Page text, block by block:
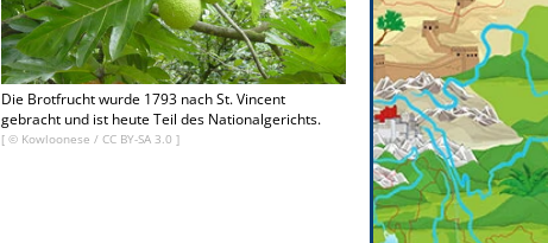
Die Brotfrucht wurde 1793 nach St. Vincent
gebracht und ist heute Teil des Nationalgerichts.
[ © Kowloonese / CC BY-SA 3.0 ]